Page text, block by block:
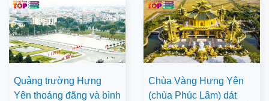
Quảng trường Hưng
Yên thoáng đãng và bình
Chùa Vàng Hưng Yên​
(chùa Phúc Lâm) dát